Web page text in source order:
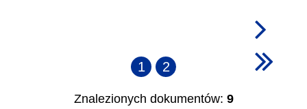
1 2
Znalezionych dokumentów: 9